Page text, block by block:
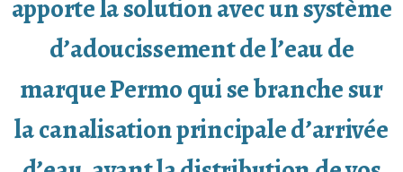
apporte la solution avec un système
d’adoucissement de l’eau de
marque Permo qui se branche sur
la canalisation principale d’arrivée